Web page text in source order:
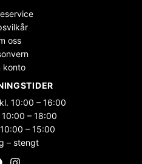
oss
konto
10:00 – 16:00
– 18:00
– 15:00
– stengt